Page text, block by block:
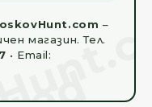
–
магазин. Тел.
• Email: